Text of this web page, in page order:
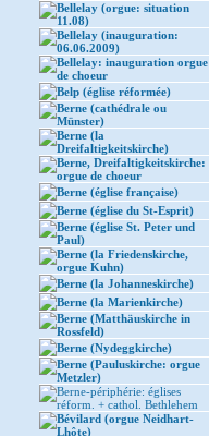
Bellelay (orgue: situation
11.08)
Bellelay (inauguration:
06.06.2009)
Bellelay: inauguration orgue
de choeur
Belp (église réformée)
Berne (cathédrale ou
Münster)
Berne (la
Dreifaltigkeitskirche)
Berne, Dreifaltigkeitskirche:
orgue de choeur
Berne (église française)
Berne (église du St-Esprit)
Berne (église St. Peter und
Paul)
Berne (la Friedenskirche,
orgue Kuhn)
Berne (la Johanneskirche)
Berne (la Marienkirche)
Berne (Matthäuskirche in
Rossfeld)
Berne (Nydeggkirche)
Berne (Pauluskirche: orgue
Metzler)
Berne-périphérie: églises
réform. + cathol. Bethlehem
Bévilard (orgue Neidhart-
Lhôte)